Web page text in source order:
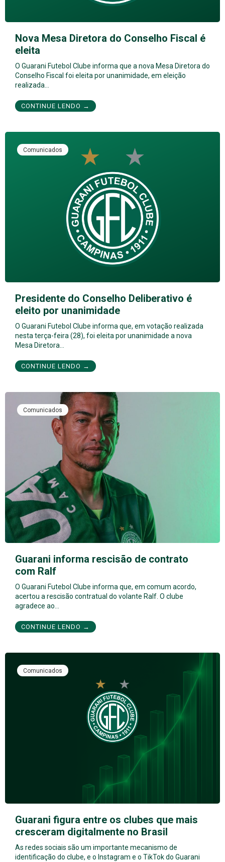
Nova Mesa Diretora do Conselho Fiscal é
eleita
O Guarani Futebol Clube informa que a nova Mesa Diretora do
Conselho Fiscal foi eleita por unanimidade, em eleição
realizada…
CONTINUE LENDO →
Comunicados
Presidente do Conselho Deliberativo é
eleito por unanimidade
O Guarani Futebol Clube informa que, em votação realizada
nesta terça-feira (28), foi eleita por unanimidade a nova
Mesa Diretora…
CONTINUE LENDO →
Comunicados
Guarani informa rescisão de contrato
com Ralf
O Guarani Futebol Clube informa que, em comum acordo,
acertou a rescisão contratual do volante Ralf. O clube
agradece ao…
CONTINUE LENDO →
Comunicados
Guarani figura entre os clubes que mais
cresceram digitalmente no Brasil
As redes sociais são um importante mecanismo de
identificação do clube, e o Instagram e o TikTok do Guarani